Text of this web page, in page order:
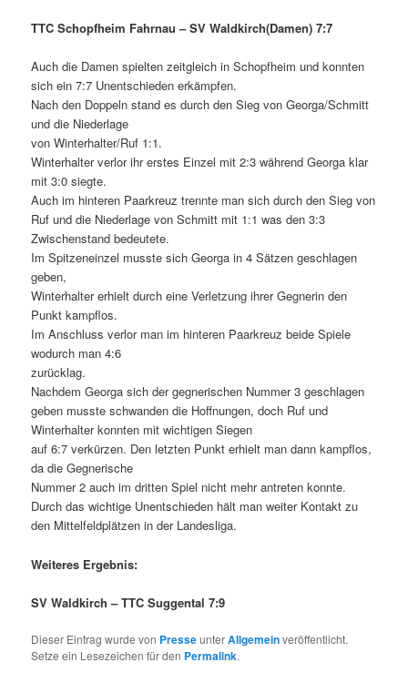
TTC Schopfheim Fahrnau – SV Waldkirch(Damen) 7:7
Auch die Damen spielten zeitgleich in Schopfheim und konnten
sich ein 7:7 Unentschieden erkämpfen.
Nach den Doppeln stand es durch den Sieg von Georga/Schmitt
und die Niederlage
von Winterhalter/Ruf 1:1.
Winterhalter verlor ihr erstes Einzel mit 2:3 während Georga klar
mit 3:0 siegte.
Auch im hinteren Paarkreuz trennte man sich durch den Sieg von
Ruf und die Niederlage von Schmitt mit 1:1 was den 3:3
Zwischenstand bedeutete.
Im Spitzeneinzel musste sich Georga in 4 Sätzen geschlagen
geben,
Winterhalter erhielt durch eine Verletzung ihrer Gegnerin den
Punkt kampflos.
Im Anschluss verlor man im hinteren Paarkreuz beide Spiele
wodurch man 4:6
zurücklag.
Nachdem Georga sich der gegnerischen Nummer 3 geschlagen
geben musste schwanden die Hoffnungen, doch Ruf und
Winterhalter konnten mit wichtigen Siegen
auf 6:7 verkürzen. Den letzten Punkt erhielt man dann kampflos,
da die Gegnerische
Nummer 2 auch im dritten Spiel nicht mehr antreten konnte.
Durch das wichtige Unentschieden hält man weiter Kontakt zu
den Mittelfeldplätzen in der Landesliga.
Weiteres Ergebnis:
SV Waldkirch – TTC Suggental 7:9
Dieser Eintrag wurde von PresseunterAllgemeinveröffentlicht.
Setze ein Lesezeichen für den Permalink.